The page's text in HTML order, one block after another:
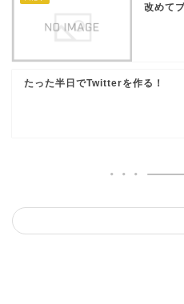
改めて
たった半日でTwitterを作る！